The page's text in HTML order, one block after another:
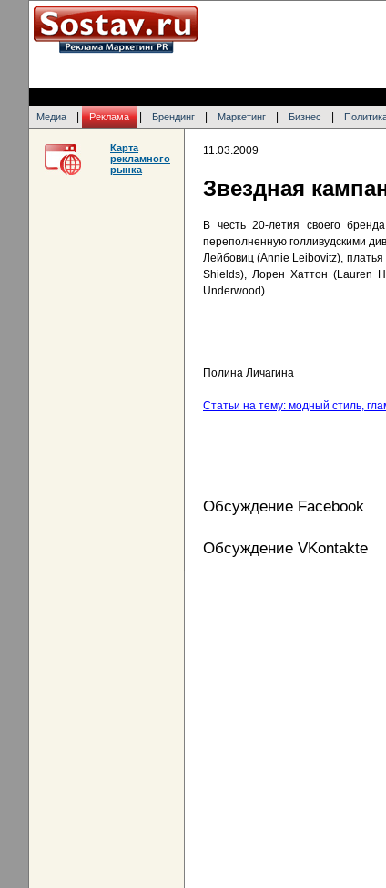
Медиа Реклама Брендинг Маркетинг Бизнес
11.03.2009
Звездная
В честь 20-летия своего
переполненную голливудскими
Лейбовиц (Annie Leibovitz),
Shields), Лорен Хаттон (Lauren
Underwood).
Полина Личагина
Статьи на тему: модный стиль,
Обсуждение Facebook
Обсуждение VKontakte
Карта
рекламного
рынка